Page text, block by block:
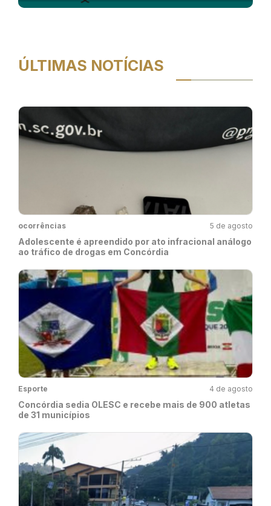
ÚLTIMAS NOTÍCIAS
ocorrências 5 de agosto
Adolescente é apreendido por ato infracional análogo
ao tráfico de drogas em Concórdia
Esporte 4 de agosto
Concórdia sedia OLESC e recebe mais de 900 atletas
de 31 municípios